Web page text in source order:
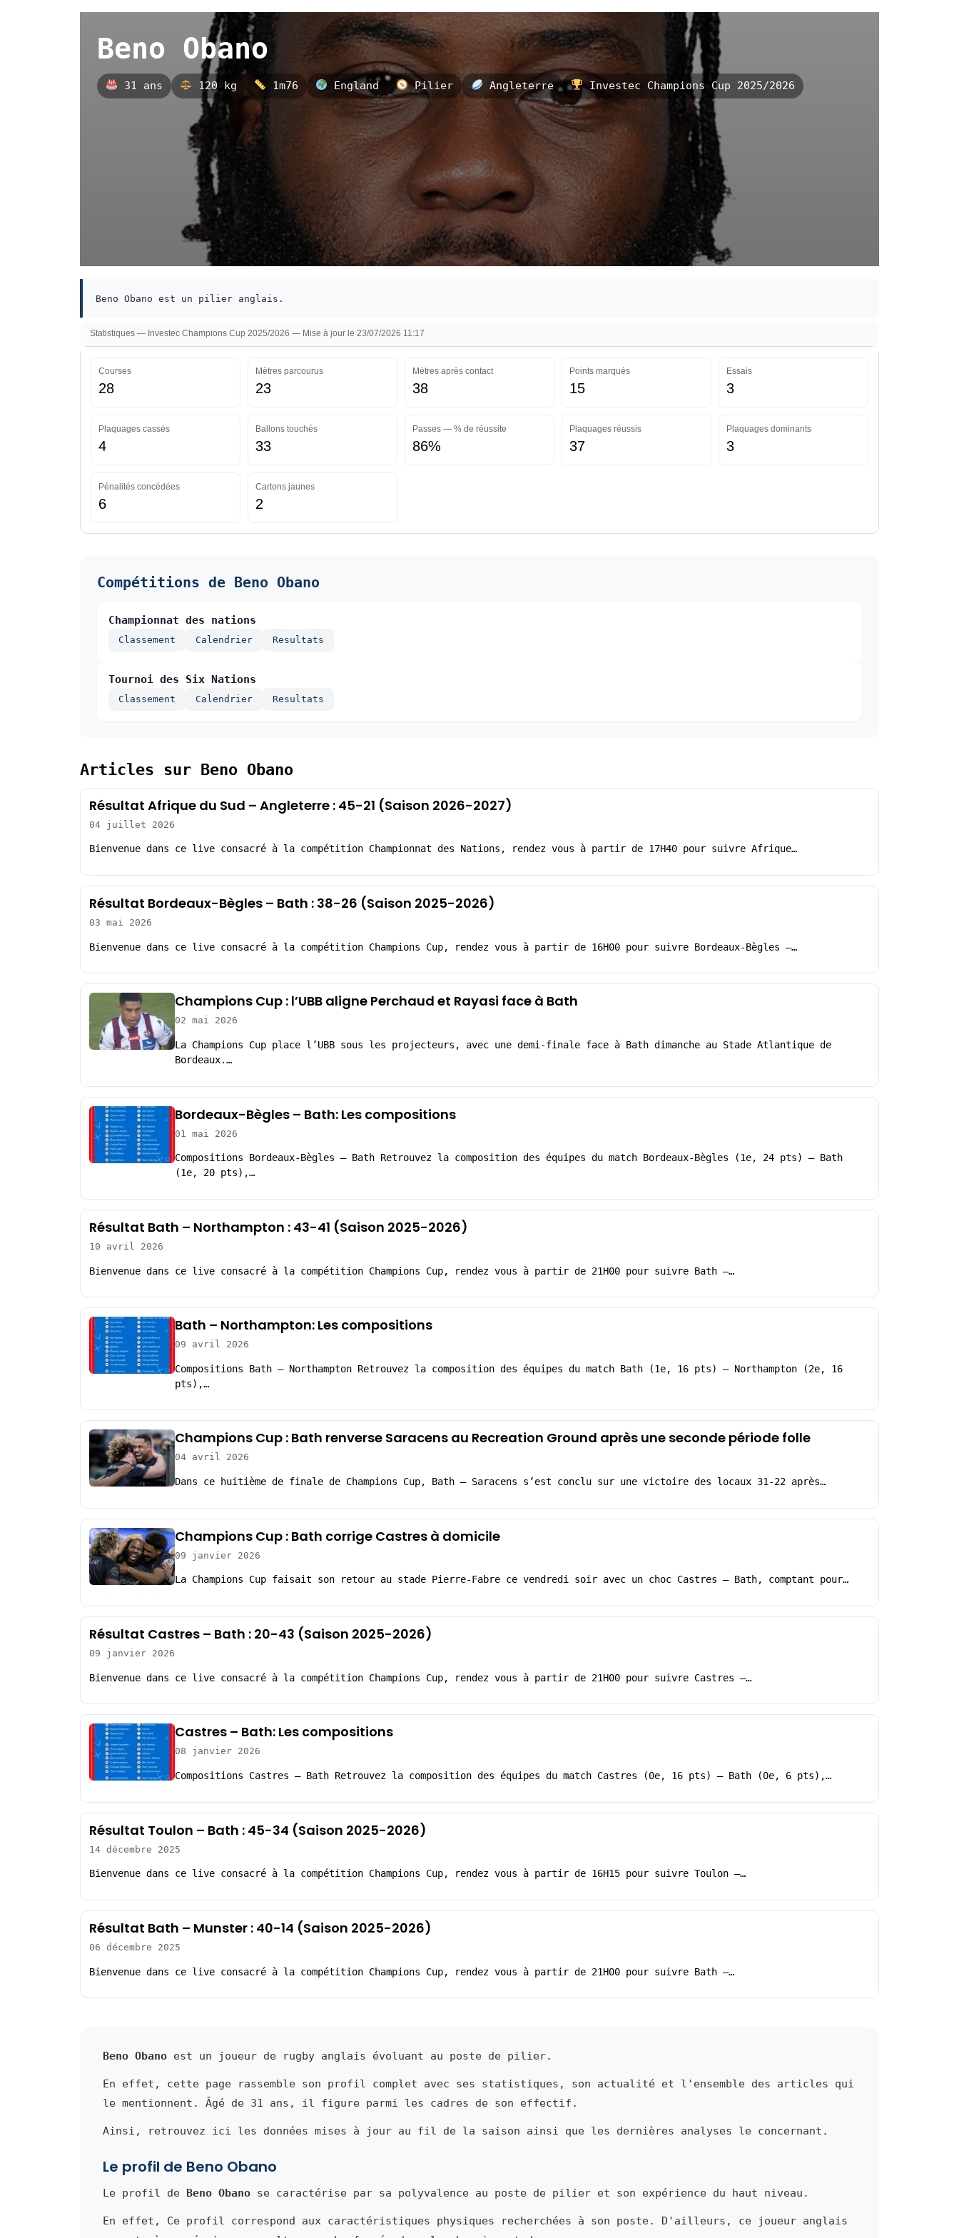
Beno Obano
31 ans 120 kg 1m76 England Pilier Angleterre Investec Champions Cup 2025/2026
Beno Obano est un pilier anglais.
Statistiques — Investec Champions Cup 2025/2026 — Mise à jour le 23/07/2026 11:17
Courses
28
Mètres parcourus
23
Mètres après contact
38
Points marqués
15
Essais
3
Plaquages cassés
4
Ballons touchés
33
Passes — % de réussite
86%
Plaquages réussis
37
Plaquages dominants
3
Pénalités concédées
6
Cartons jaunes
2
Compétitions de Beno Obano
Championnat des nations
Classement Calendrier Resultats
Tournoi des Six Nations
Classement Calendrier Resultats
Articles sur Beno Obano
Résultat Afrique du Sud – Angleterre : 45-21 (Saison 2026-2027)
04 juillet 2026
Bienvenue dans ce live consacré à la compétition Championnat des Nations, rendez vous à partir de 17H40 pour suivre Afrique…
Résultat Bordeaux-Bègles – Bath : 38-26 (Saison 2025-2026)
03 mai 2026
Bienvenue dans ce live consacré à la compétition Champions Cup, rendez vous à partir de 16H00 pour suivre Bordeaux-Bègles –…
Champions Cup : l’UBB aligne Perchaud et Rayasi face à Bath
02 mai 2026
La Champions Cup place l’UBB sous les projecteurs, avec une demi-finale face à Bath dimanche au Stade Atlantique de
Bordeaux.…
Bordeaux-Bègles – Bath: Les compositions
01 mai 2026
Compositions Bordeaux-Bègles – Bath Retrouvez la composition des équipes du match Bordeaux-Bègles (1e, 24 pts) – Bath
(1e, 20 pts),…
Résultat Bath – Northampton : 43-41 (Saison 2025-2026)
10 avril 2026
Bienvenue dans ce live consacré à la compétition Champions Cup, rendez vous à partir de 21H00 pour suivre Bath –…
Bath – Northampton: Les compositions
09 avril 2026
Compositions Bath – Northampton Retrouvez la composition des équipes du match Bath (1e, 16 pts) – Northampton (2e, 16
pts),…
Champions Cup : Bath renverse Saracens au Recreation Ground après une seconde période folle
04 avril 2026
Dans ce huitième de finale de Champions Cup, Bath – Saracens s’est conclu sur une victoire des locaux 31-22 après…
Champions Cup : Bath corrige Castres à domicile
09 janvier 2026
La Champions Cup faisait son retour au stade Pierre-Fabre ce vendredi soir avec un choc Castres – Bath, comptant pour…
Résultat Castres – Bath : 20-43 (Saison 2025-2026)
09 janvier 2026
Bienvenue dans ce live consacré à la compétition Champions Cup, rendez vous à partir de 21H00 pour suivre Castres –…
Castres – Bath: Les compositions
08 janvier 2026
Compositions Castres – Bath Retrouvez la composition des équipes du match Castres (0e, 16 pts) – Bath (0e, 6 pts),…
Résultat Toulon – Bath : 45-34 (Saison 2025-2026)
14 décembre 2025
Bienvenue dans ce live consacré à la compétition Champions Cup, rendez vous à partir de 16H15 pour suivre Toulon –…
Résultat Bath – Munster : 40-14 (Saison 2025-2026)
06 décembre 2025
Bienvenue dans ce live consacré à la compétition Champions Cup, rendez vous à partir de 21H00 pour suivre Bath –…
Beno Obano est un joueur de rugby anglais évoluant au poste de pilier.
En effet, cette page rassemble son profil complet avec ses statistiques, son actualité et l'ensemble des articles qui
le mentionnent. Âgé de 31 ans, il figure parmi les cadres de son effectif.
Ainsi, retrouvez ici les données mises à jour au fil de la saison ainsi que les dernières analyses le concernant.
Le profil de Beno Obano
Le profil de Beno Obano se caractérise par sa polyvalence au poste de pilier et son expérience du haut niveau.
En effet, Ce profil correspond aux caractéristiques physiques recherchées à son poste. D'ailleurs, ce joueur anglais